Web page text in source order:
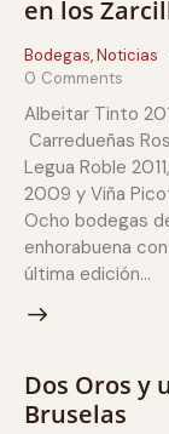
en los
Bodegas,Noticias
0 Comments
Albeitar Tinto
Carredueñas
Legua Roble
2009 y Viña
Ocho bodegas
enhorabuena
última edición…
Dos Oros y
Bruselas